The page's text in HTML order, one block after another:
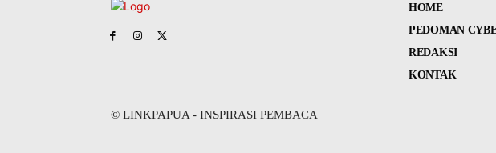
HOME
PEDOMAN
REDAKSI
KONTAK
© LINKPAPUA - INSPIRASI PEMBACA